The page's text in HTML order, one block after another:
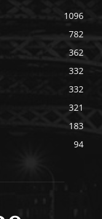
1096
782
362
332
332
321
183
94